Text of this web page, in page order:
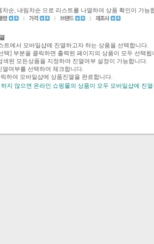
차순, 내림차순 으로 리스트를 나열하여 상품 확인이 가능
트에서 모바일샵에 진열하고자 하는 상품을 선택합니다.
택] 부분을 클릭하면 출력된 페이지의 상품이 모두 선택됩
색된 모든상품을 지정하여 진열여부 설정이 가능합니다.
열여부를 선택하여 체크합니다.
하여 모바일샵에 상품진열을 완료합니다.
않으면 온라인 쇼핑몰의 상품이 모두 모바일샵에 진열